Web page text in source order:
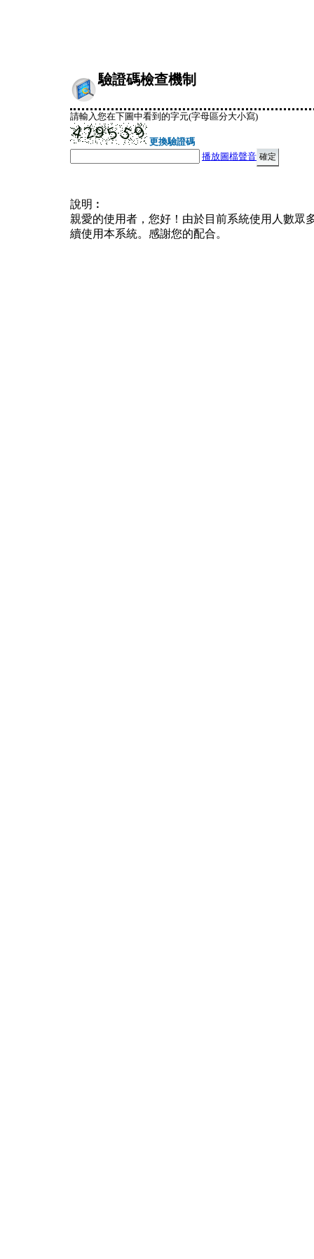
驗證碼檢查機制
請輸入您在下圖中看到的字元(字母區分大小寫)
更換驗證碼
播放圖檔聲音
說明︰
親愛的使用者，您好！由於目前系統使用人數眾
續使用本系統。感謝您的配合。